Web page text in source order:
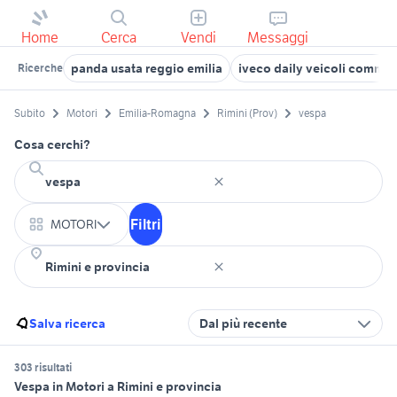
Home Cerca Vendi Messaggi
Ricerche panda usata reggio emilia iveco daily veicoli
Subito Motori Emilia-Romagna Rimini (Prov) vespa
Cosa cerchi?
MOTORI Filtri
Salva ricerca Dal più recente
303 risultati
Vespa in Motori a Rimini e provincia